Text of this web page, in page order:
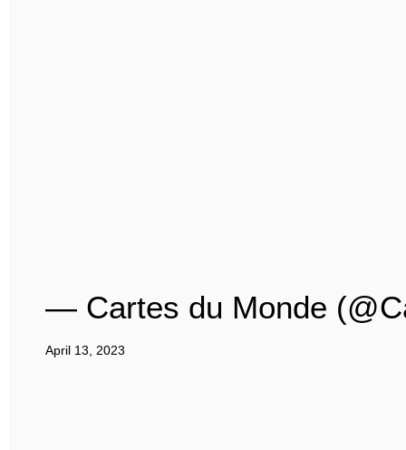
— Cartes du Monde
April 13, 2023